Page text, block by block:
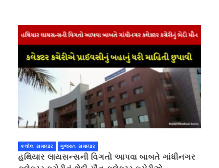
કલોલ સમાચાર ગુજરાત સમાચાર
હથિયાર લાયસન્સની વિગતો આપવા બાબતે ગાંધીનગર